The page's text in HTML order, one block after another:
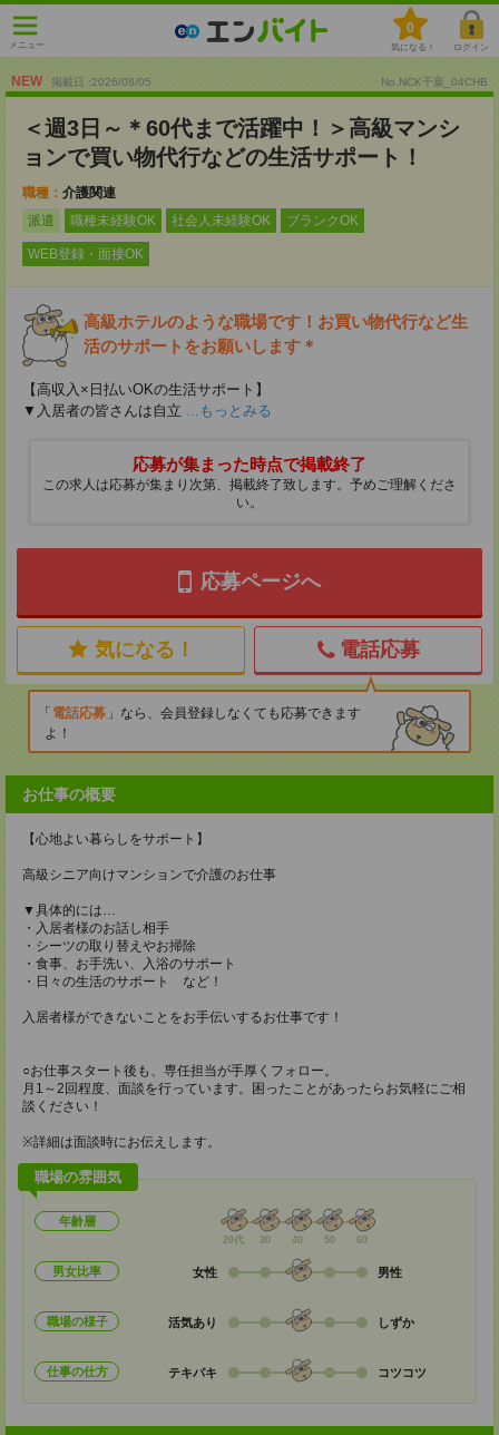
メニュー
0
気になる！ ログイン
NEW 掲載日 :2026/08/05 No.NCK千葉_04CHB
＜週3日～＊60代まで活躍中！＞高級マンシ
ョンで買い物代行などの生活サポート！
職種： 介護関連
派遣
職種未経験OK 社会人未経験OK ブランクOK
WEB登録・面接OK
高級ホテルのような職場です！お買い物代行など生
活のサポートをお願いします＊
【高収入×日払いOKの生活サポート】
▼入居者の皆さんは自立 ...もっとみる
応募が集まった時点で掲載終了
この求人は応募が集まり次第、掲載終了致します。予めご理解くださ
い。
応募ページへ
気になる！ 電話応募
電話応募
なら、会員登録しなくても応募できます
よ！
お仕事の概要
【心地よい暮らしをサポート】
高級シニア向けマンションで介護のお仕事
▼具体的には…
・入居者様のお話し相手
・シーツの取り替えやお掃除
・食事、お手洗い、入浴のサポート
・日々の生活のサポート など！
入居者様ができないことをお手伝いするお仕事です！
○お仕事スタート後も、専任担当が手厚くフォロー。
月1～2回程度、面談を行っています。困ったことがあったらお気軽にご相
談ください！
※詳細は面談時にお伝えします。
職場の雰囲気
年齢層
20代 30 40 50 60
男女比率 女性 男性
職場の様子 活気あり しずか
仕事の仕方 テキパキ コツコツ